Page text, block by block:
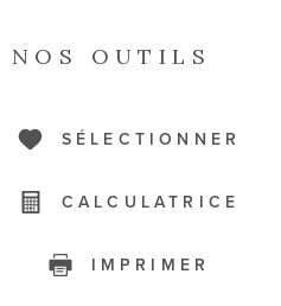
NOS OUTILS
SÉLECTIONNER
CALCULATRICE
IMPRIMER